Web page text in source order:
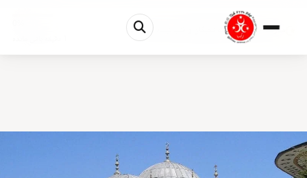
مدرسه اندرون: کارخانه نخبگان و قلب تپنده امپرات...